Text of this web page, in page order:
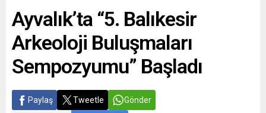
Ayvalık’ta “5. Balıkesir
Arkeoloji Buluşmaları
Sempozyumu” Başladı
Paylaş Tweetle Gönder